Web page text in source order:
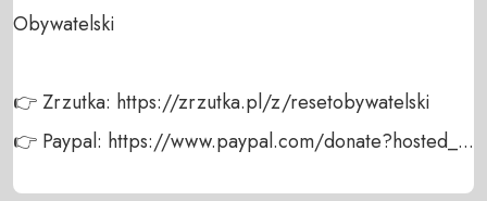
Obywatelski
👉 Zrzutka: https://zrzutka.pl/z/resetobywatelski
👉 Paypal: https://www.paypal.com/donate?hosted_...